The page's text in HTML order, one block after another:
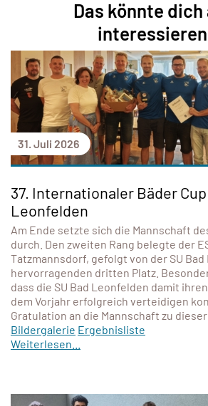
Das könnte dich
31. Juli 2026
37. Internationaler Bäder
Leonfelden
Am Ende setzte sich die Mannschaft
durch. Den zweiten Rang belegte der
Tatzmannsdorf, gefolgt von der SU
hervorragenden dritten Platz.
dass die SU Bad Leonfelden damit
dem Vorjahr erfolgreich verteidigen
Gratulation an die Mannschaft zu
Bildergalerie Ergebnisliste
Weiterlesen...